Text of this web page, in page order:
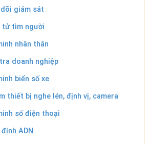
giám sát
tử tìm người
nhân thân
doanh nghiệp
biển số xe
thiết bị nghe lén, định vị, camera
số điện thoại
ADN